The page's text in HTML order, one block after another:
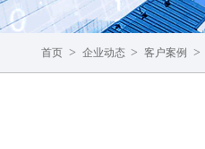
首页 > 企业动态 > 客户案例 >